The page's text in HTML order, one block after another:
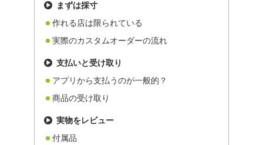
まずは採寸
作れる店は限られている
実際のカスタムオーダーの流れ
支払いと受け取り
アプリから支払うのが一般的？
商品の受け取り
実物をレビュー
付属品